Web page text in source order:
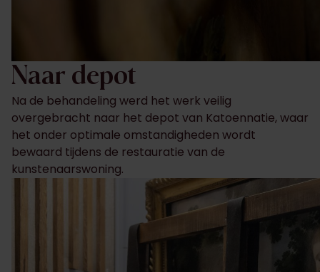
Naar depot
Na de behandeling werd het werk veilig
overgebracht naar het depot van Katoennatie, waar
het onder optimale omstandigheden wordt
bewaard tijdens de restauratie van de
kunstenaarswoning.